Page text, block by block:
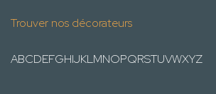
Trouver nos décorateurs
ABCDEFGHIJKLMNOPQRSTUVWXYZ